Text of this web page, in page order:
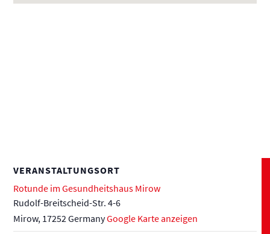
VERANSTALTUNGSORT
Rotunde im Gesundheitshaus Mirow
Rudolf-Breitscheid-Str. 4-6
Mirow, 17252 GermanyGoogle Karte anzeigen